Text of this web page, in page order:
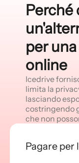
Perché
per
online
Icedrive
limita la
lasciando
costringendo
che non
Pagare per